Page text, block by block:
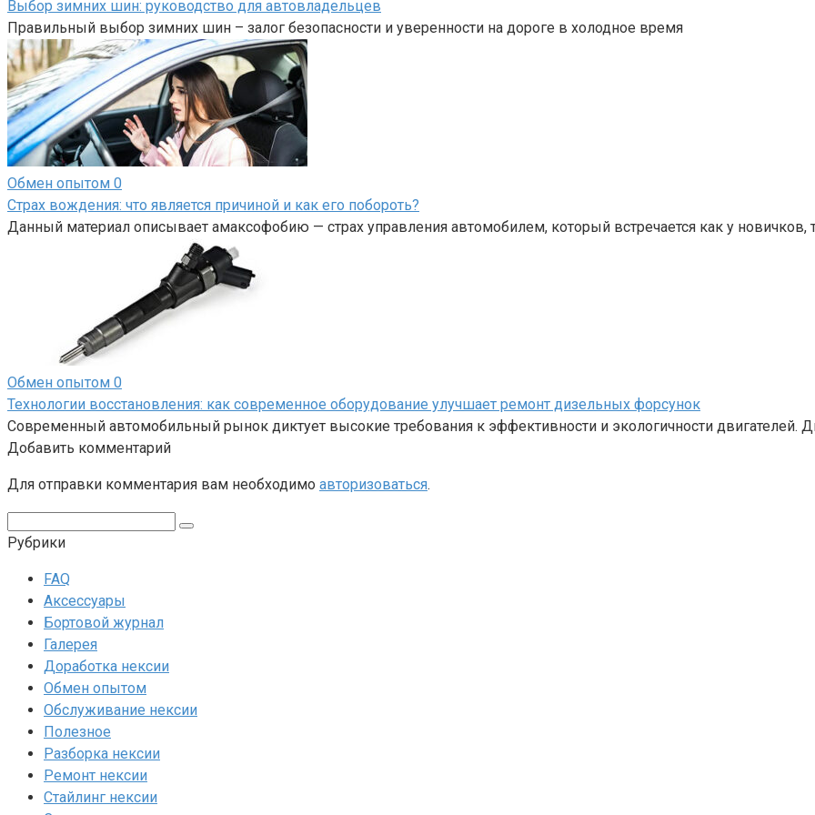
Выбор зимних шин: руководство для автовладельцев
Правильный выбор зимних шин – залог безопасности и уверенности на дороге в холодное время
Обмен опытом 0
Страх вождения: что является причиной и как его побороть?
Данный материал описывает амаксофобию — страх управления автомобилем, который встречается как у новичков,
Обмен опытом 0
Технологии восстановления: как современное оборудование улучшает ремонт дизельных форсунок
Современный автомобильный рынок диктует высокие требования к эффективности и экологичности двигателей.
Добавить комментарий
Для отправки комментария вам необходимо авторизоваться.
Рубрики
FAQ
Аксессуары
Бортовой журнал
Галерея
Доработка нексии
Обмен опытом
Обслуживание нексии
Полезное
Разборка нексии
Ремонт нексии
Стайлинг нексии